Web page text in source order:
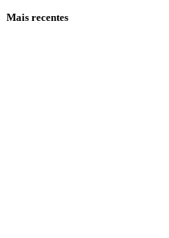
Mais recentes